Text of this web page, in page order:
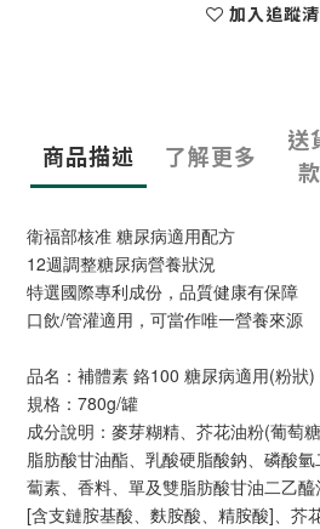
加入追蹤
商品描述 了解更多
送
衛福部核准 糖尿病適用配方
12週調整糖尿病營養狀況
特選國際專利成份，品質健康有保障
口飲/管灌適用，可當作唯一營養來源
品名：補體素 鉻100 糖尿病適用(粉狀)
規格：780g/罐
成分說明：麥芽糊精、芥花油粉(葡萄
脂肪酸甘油酯、乳酸硬脂酸鈉、磷酸
蔔素、香料、單及雙脂肪酸甘油二乙
[含支鏈胺基酸、麩胺酸、精胺酸]、芥